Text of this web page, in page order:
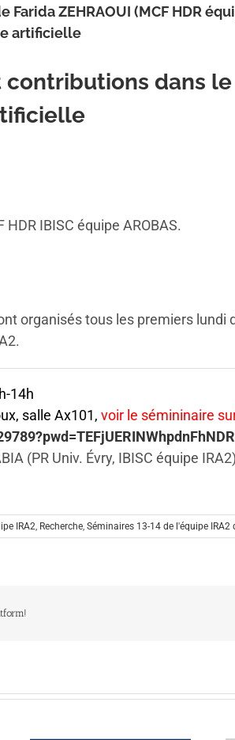
Farida ZEHRAOUI (MCF HDR
artificielle
contributions dans
HDR IBISC équipe AROBAS.
organisés tous les premiers lundi
14h
salle Ax101, voir le sémininaire
(PR Univ. Évry, IBISC équipe
IRA2, Recherche, Séminaires 13-14 de l'équipe IRA2